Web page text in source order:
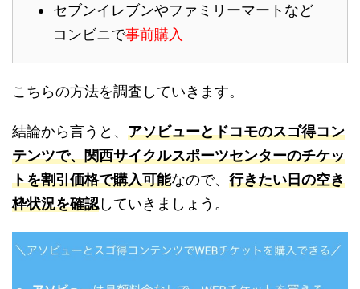
セブンイレブンやファミリーマートなど
コンビニで事前購入
こちらの方法を調査していきます。
結論から言うと、 アソビューとドコモのスゴ得コン
テンツで、関西サイクルスポーツセンターのチケッ
トを割引価格で購入可能なので、 行きたい日の空き
枠状況を確認していきましょう。